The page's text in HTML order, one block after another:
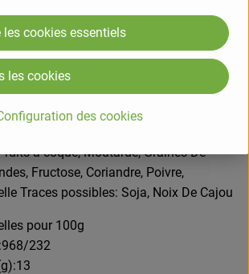
(Hokkaido)* (11%), riz complet*,
(5%), flocons de pommes de terre*,
(4%), amandes* (4%), sel, raisins secs*,
moutarde*), huile de tournesol* *issus de
à coque, Moutarde, Graines De
Fructose, Coriandre, Poivre,
Traces possibles: Soja, Noix De Cajou
pour 100g
232
des cookies
les cookies essentiels
les cookies